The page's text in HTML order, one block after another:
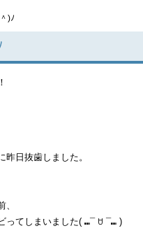
)ﾉ
日抜歯しました。
ってしまいました( ⑉¯ ꇴ ¯⑉ )